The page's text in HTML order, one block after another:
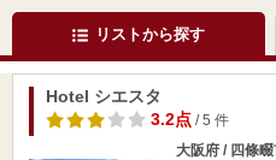
リストから探す
Hotel シエスタ
3.2点/ 5 件
大阪府 / 四條